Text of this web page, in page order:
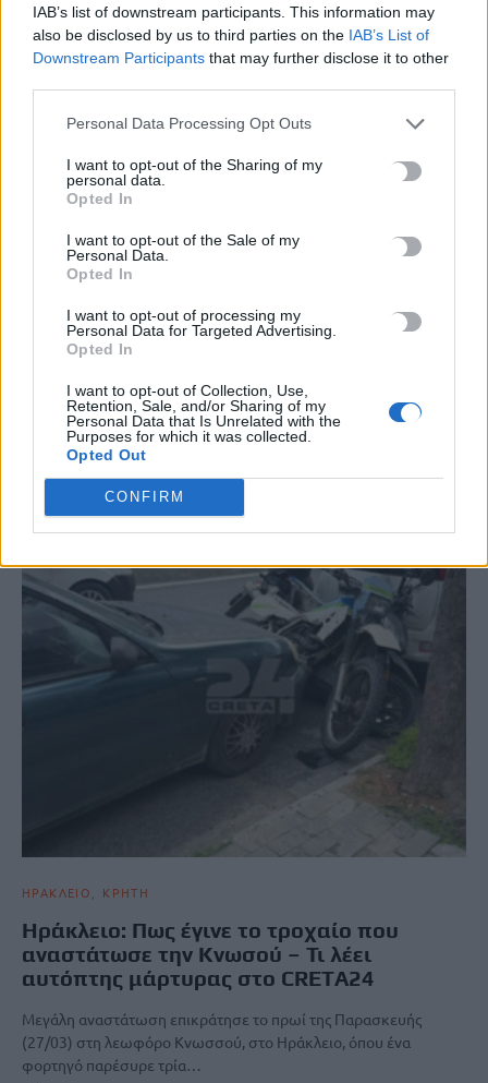
IAB’s list of downstream participants. This information may
also be disclosed by us to third parties on the IAB’s List of
Downstream Participants that may further disclose it to other
Personal Data Processing Opt Outs
I want to opt-out of the Sharing of my
personal data.
Opted In
I want to opt-out of the Sale of my
Personal Data.
Opted In
I want to opt-out of processing my
Personal Data for Targeted Advertising.
Opted In
I want to opt-out of Collection, Use,
Retention, Sale, and/or Sharing of my
Personal Data that Is Unrelated with the
Purposes for which it was collected.
Opted Out
CONFIRM
Πότε λήγουν τα προγράμματα «Ανακαίνιση Κατοικίας» και
Μόνιμοι διορισμοί εκπαιδευτικών: Μέχρι πότε γίνεται η
υποβολή αιτήσεων
MYAGRO ΑΓΡΟΤΙΚΕΣ ΕΝΙΣΧΥΣΕΙΣ MARFIN
ΣΧΕΤΙΚΆ ΆΡΘΡΑ
ΗΡΑΚΛΕΙΟ ΚΡΗΤΗ
Ηράκλειο: Πως έγινε το τροχαίο που
αναστάτωσε την Κνωσού – Τι λέει
αυτόπτης μάρτυρας στο CRETA24
Μεγάλη αναστάτωση επικράτησε το πρωί της Παρασκευής
(27/03) στη λεωφόρο Κνωσσού, στο Ηράκλειο, όπου ένα
φορτηγό παρέσυρε τρία…